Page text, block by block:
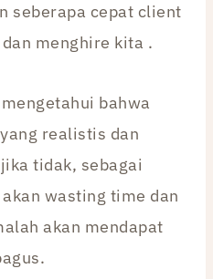
seberapa cepat client
menghire kita .
bahwa
realistis dan
tidak, sebagai
wasting time dan
akan mendapat